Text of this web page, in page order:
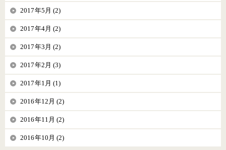
2017年5月 (2)
2017年4月 (2)
2017年3月 (2)
2017年2月 (3)
2017年1月 (1)
2016年12月 (2)
2016年11月 (2)
2016年10月 (2)